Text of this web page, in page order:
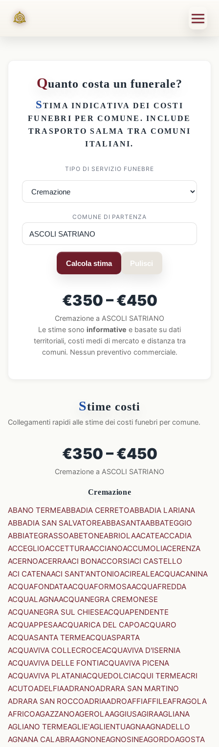
Quanto costa un funerale?
STIMA INDICATIVA DEI COSTI
FUNEBRI PER COMUNE . INCLUDE
TRASPORTO SALMA TRA COMUNI
ITALIANI.
TIPO DI SERVIZIO FUNEBRE
COMUNE DI PARTENZA
Calcola stima Pulisci
€350 – €450
Cremazione a ASCOLI SATRIANO
Le stime sono informative e basate su dati
territoriali, costi medi di mercato e distanza tra
comuni. Nessun preventivo commerciale.
Stime costi
Collegamenti rapidi alle stime dei costi funebri per comune.
€350 – €450
Cremazione a ASCOLI SATRIANO
Cremazione
ABANO TERMEABBADIA CERRETOABBADIA LARIANA
ABBADIA SAN SALVATOREABBASANTAABBATEGGIO
ABBIATEGRASSOABETONEABRIOLAACATEACCADIA
ACCEGLIOACCETTURAACCIANOACCUMOLIACERENZA
ACERNOACERRAACI BONACCORSIACI CASTELLO
ACI CATENAACI SANT'ANTONIOACIREALEACQUACANINA
ACQUAFONDATAACQUAFORMOSAACQUAFREDDA
ACQUALAGNAACQUANEGRA CREMONESE
ACQUANEGRA SUL CHIESEACQUAPENDENTE
ACQUAPPESAACQUARICA DEL CAPOACQUARO
ACQUASANTA TERMEACQUASPARTA
ACQUAVIVA COLLECROCEACQUAVIVA D'ISERNIA
ACQUAVIVA DELLE FONTIACQUAVIVA PICENA
ACQUAVIVA PLATANIACQUEDOLCIACQUI TERMEACRI
ACUTOADELFIAADRANOADRARA SAN MARTINO
ADRARA SAN ROCCOADRIAADROAFFIAFFILEAFRAGOLA
AFRICOAGAZZANOAGEROLAAGGIUSAGIRAAGLIANA
AGLIANO TERMEAGLIE'AGLIENTUAGNAAGNADELLO
AGNANA CALABRAAGNONEAGNOSINEAGORDOAGOSTA